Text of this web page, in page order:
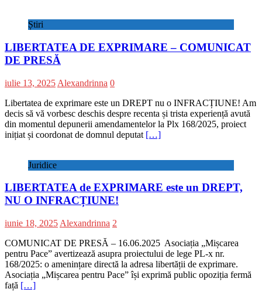
Știri
LIBERTATEA DE EXPRIMARE – COMUNICAT
DE PRESĂ
iulie 13, 2025 Alexandrinna 0
Libertatea de exprimare este un DREPT nu o INFRACȚIUNE! Am
decis să vă vorbesc deschis despre recenta și trista experiență avută
din momentul depunerii amendamentelor la Plx 168/2025, proiect
inițiat și coordonat de domnul deputat […]
Juridice
LIBERTATEA de EXPRIMARE este un DREPT,
NU O INFRACȚIUNE!
iunie 18, 2025 Alexandrinna 2
COMUNICAT DE PRESĂ – 16.06.2025 Asociația „Mișcarea
pentru Pace” avertizează asupra proiectului de lege PL-x nr.
168/2025: o amenințare directă la adresa libertății de exprimare.
Asociația „Mișcarea pentru Pace” își exprimă public opoziția fermă
față […]